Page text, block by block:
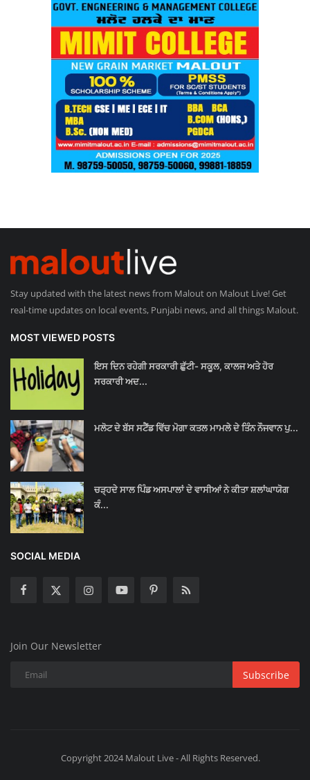
Stay updated with the latest news from Malout on Malout Live! Get
real-time updates on local events, Punjabi news, and all things Malout.
MOST VIEWED POSTS
ਇਸ ਦਿਨ ਰਹੇਗੀ ਸਰਕਾਰੀ ਛੁੱਟੀ- ਸਕੂਲ, ਕਾਲਜ ਅਤੇ ਹੋਰ
ਸਰਕਾਰੀ ਅਦ...
ਮਲੋਟ ਦੇ ਬੱਸ ਸਟੈਂਡ ਵਿੱਚ ਮੋਗਾ ਕਤਲ ਮਾਮਲੇ ਦੇ ਤਿੰਨ ਨੌਜਵਾਨ ਪੁ...
ਚੜ੍ਹਦੇ ਸਾਲ ਪਿੰਡ ਅਸਪਾਲਾਂ ਦੇ ਵਾਸੀਆਂ ਨੇ ਕੀਤਾ ਸ਼ਲਾਂਘਾਯੋਗ
ਕੰ...
SOCIAL MEDIA
Join Our Newsletter
Subscribe
Copyright 2024 Malout Live - All Rights Reserved.